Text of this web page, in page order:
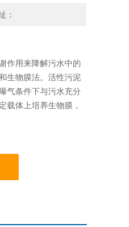
：
作用来降解污水中的
生物膜法。活性污泥
气条件下与污水充分
载体上培养生物膜，